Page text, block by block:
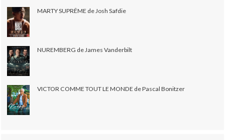
MARTY SUPRÊME de Josh Safdie
NUREMBERG de James Vanderbilt
VICTOR COMME TOUT LE MONDE de Pascal Bonitzer